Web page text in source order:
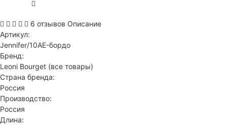
6 отзывов Описание
Артикул:
Jennifer/10AE-бордо
Бренд:
Leoni Bourget (все товары)
Страна бренда:
Россия
Производство:
Россия
Длина: